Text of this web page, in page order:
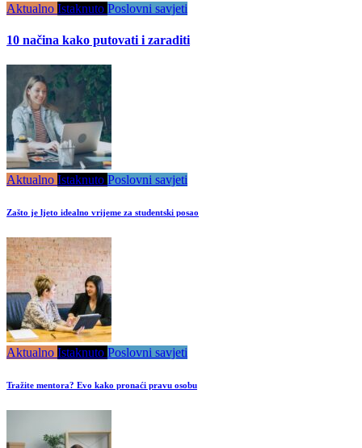
Aktualno Istaknuto Poslovni savjeti
10 načina kako putovati i zaraditi
Aktualno Istaknuto Poslovni savjeti
Zašto je ljeto idealno vrijeme za studentski posao
Aktualno Istaknuto Poslovni savjeti
Tražite mentora? Evo kako pronaći pravu osobu